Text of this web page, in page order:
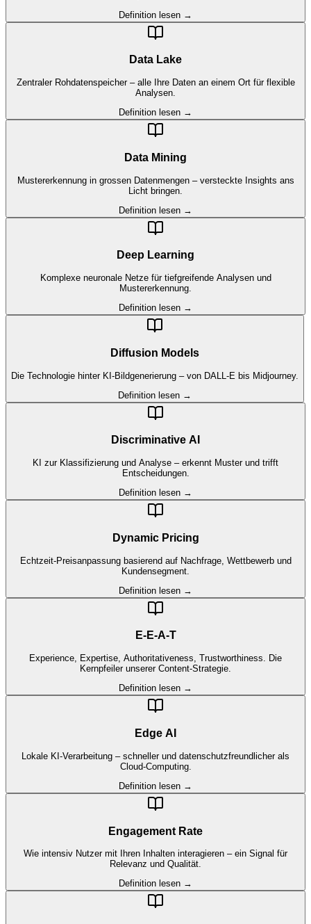
Definition lesen →
Data Lake
Zentraler Rohdatenspeicher – alle Ihre Daten an einem Ort für flexible
Analysen.
Definition lesen →
Data Mining
Mustererkennung in grossen Datenmengen – versteckte Insights ans
Licht bringen.
Definition lesen →
Deep Learning
Komplexe neuronale Netze für tiefgreifende Analysen und
Mustererkennung.
Definition lesen →
Diffusion Models
Die Technologie hinter KI-Bildgenerierung – von DALL-E bis Midjourney.
Definition lesen →
Discriminative AI
KI zur Klassifizierung und Analyse – erkennt Muster und trifft
Entscheidungen.
Definition lesen →
Dynamic Pricing
Echtzeit-Preisanpassung basierend auf Nachfrage, Wettbewerb und
Kundensegment.
Definition lesen →
E-E-A-T
Experience, Expertise, Authoritativeness, Trustworthiness. Die
Kernpfeiler unserer Content-Strategie.
Definition lesen →
Edge AI
Lokale KI-Verarbeitung – schneller und datenschutzfreundlicher als
Cloud-Computing.
Definition lesen →
Engagement Rate
Wie intensiv Nutzer mit Ihren Inhalten interagieren – ein Signal für
Relevanz und Qualität.
Definition lesen →